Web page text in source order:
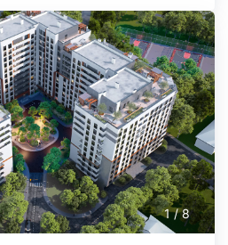
1/8